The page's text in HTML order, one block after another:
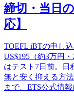
締切・当日
応】
TOEFL iBTの申し
US$195（約3万円
はテスト7日前。日
無と安く抑える方
まで、ETS公式情